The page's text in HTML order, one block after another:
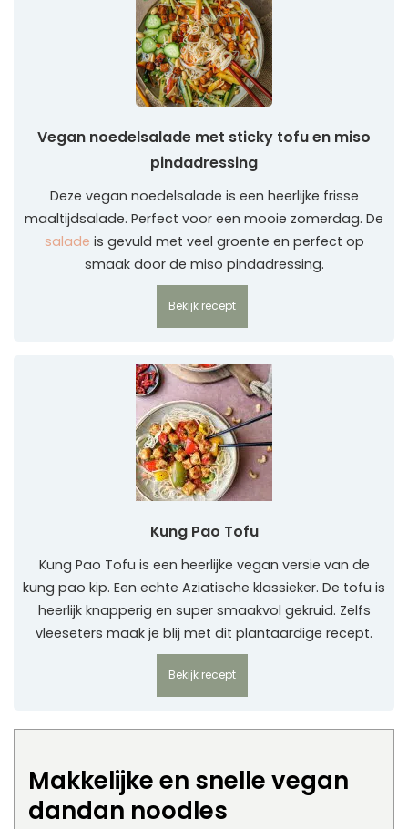
Vegan noedelsalade met sticky tofu en miso
pindadressing
Deze vegan noedelsalade is een heerlijke frisse
maaltijdsalade. Perfect voor een mooie zomerdag. De
salade is gevuld met veel groente en perfect op
smaak door de miso pindadressing.
Bekijk recept
Kung Pao Tofu
Kung Pao Tofu is een heerlijke vegan versie van de
kung pao kip. Een echte Aziatische klassieker. De tofu is
heerlijk knapperig en super smaakvol gekruid. Zelfs
vleeseters maak je blij met dit plantaardige recept.
Bekijk recept
Makkelijke en snelle vegan
dandan noodles